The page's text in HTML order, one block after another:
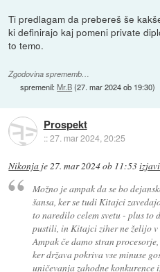
Ti predlagam da prebereš še
ki definirajo kaj pomeni private
to temo.
Zgodovina sprememb…
spremenil:Mr.B(27. mar 2024 ob 19:30)
Prospekt
::27. mar 2024, 20:25
Nikonja je27. mar 2024 ob 11:53
Možno je ampak da se bo
šansa, ker se tudi Kitajci
to naredilo celem svetu - plus to
pustili, in Kitajci ziher ne želijo v
Ampak če damo stran
ker država pokriva vse minuse
uničevanja zahodne konkurence